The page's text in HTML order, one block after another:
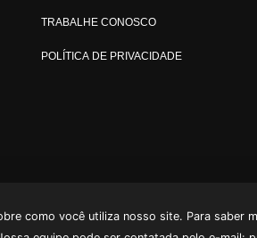
TRABALHE CONOSCO
POLÍTICA DE PRIVACIDADE
como você utiliza nosso site. Para saber